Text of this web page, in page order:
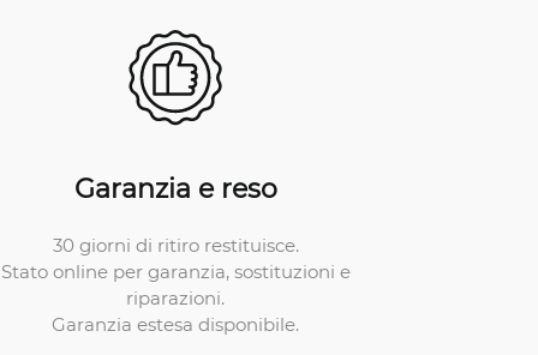
Garanzia e reso
30 giorni di ritiro restituisce.
Stato online per garanzia, sostituzioni e
riparazioni.
Garanzia estesa disponibile.